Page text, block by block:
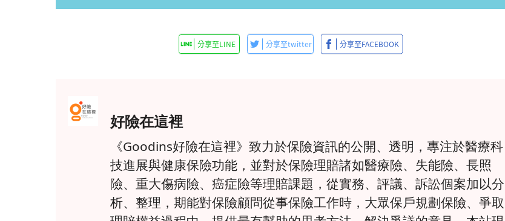
好險在這裡
《Goodins好險在這裡》致力於保險資訊的公開、透明，專注於醫療科
技進展與健康保險功能，並對於保險理賠諸如醫療險、失能險、長照
險、重大傷病險、癌症險等理賠課題，從實務、評議、訴訟個案加以分
析、整理，期能對保險顧問從事保險工作時，大眾保戶規劃保險、爭取